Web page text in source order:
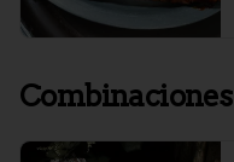
Combinaciones